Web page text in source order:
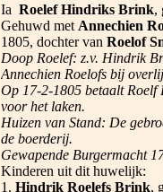
Ia Roelef Hindriks Brink,
Gehuwd met Annechien
1805, dochter van Roelof
Doop Roelef: z.v. Hindrik
Annechien Roelofs bij
Op 17-2-1805 betaalt Roelf
voor het laken.
Huizen van Stand: De
de boerderij.
Gewapende Burgermacht
Kinderen uit dit huwelijk:
1. Hindrik Roelefs Brink,